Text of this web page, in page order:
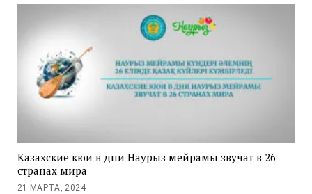
Казахские кюи в дни Наурыз мейрамы звучат в 26
странах мира
21 МАРТА, 2024